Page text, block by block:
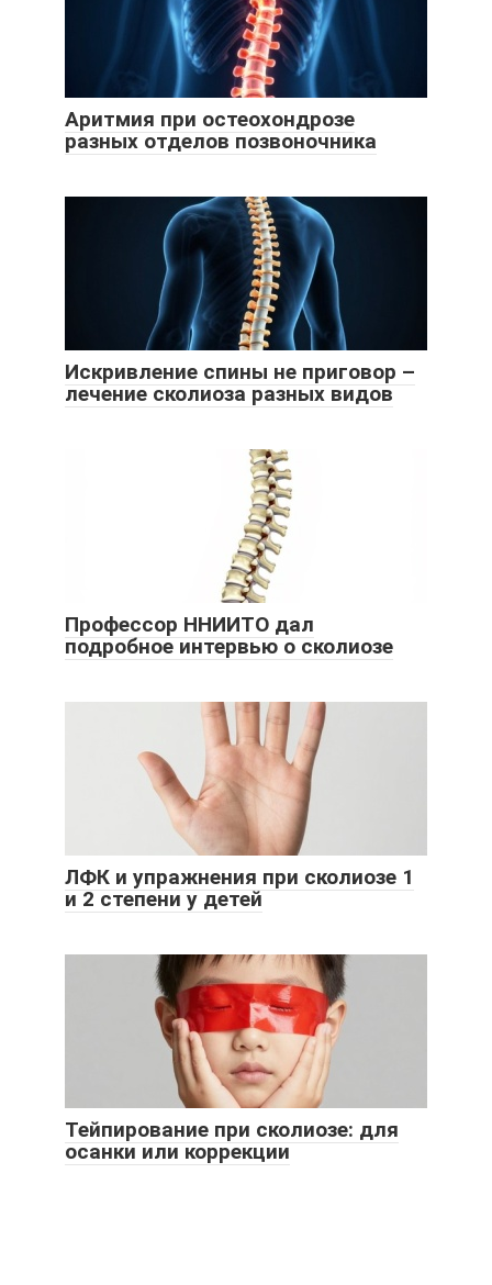
Аритмия при остеохондрозе
разных отделов позвоночника
Искривление спины не приговор –
лечение сколиоза разных видов
Профессор ННИИТО дал
подробное интервью о сколиозе
ЛФК и упражнения при сколиозе 1
и 2 степени у детей
Тейпирование при сколиозе: для
осанки или коррекции